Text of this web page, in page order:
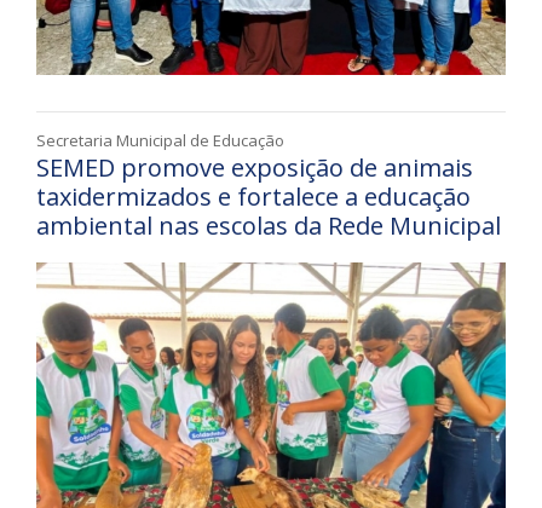
Secretaria Municipal de Educação
SEMED promove exposição de animais
taxidermizados e fortalece a educação
ambiental nas escolas da Rede Municipal